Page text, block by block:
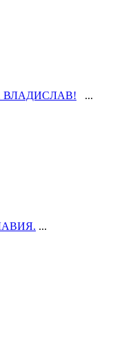
ВЛАДИСЛАВ! ...
...